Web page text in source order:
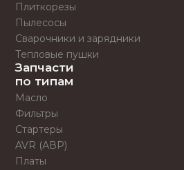
Плиткорезы
Пылесосы
Сварочники и зарядники
Тепловые пушки
Запчасти
по типам
Масло
Фильтры
Стартеры
AVR (АВР)
Платы